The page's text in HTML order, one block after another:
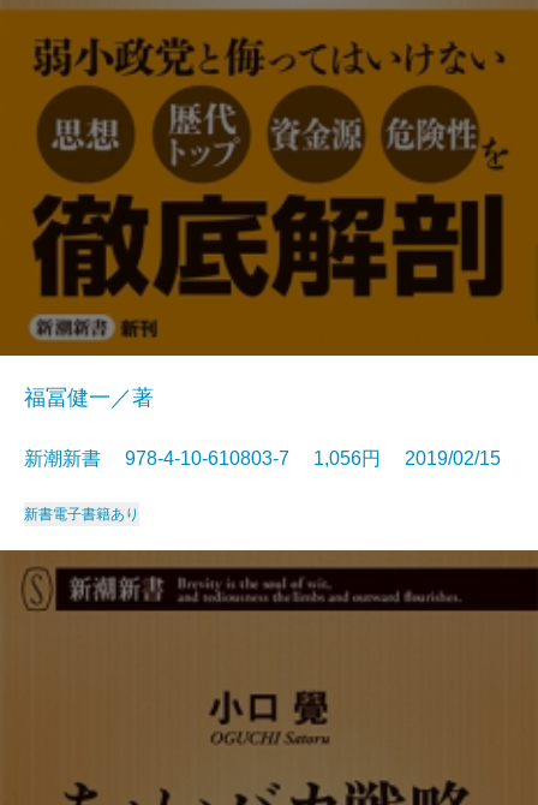
福冨健一／著
新潮新書 978-4-10-610803-7 1,056円 2019/02/15
新書電子書籍あり